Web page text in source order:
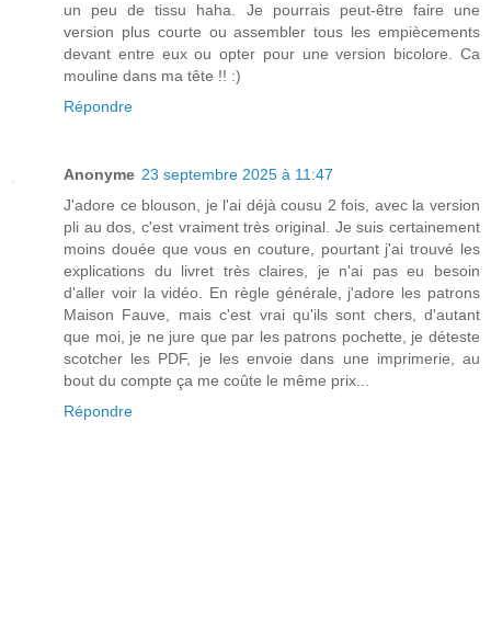
un peu de tissu haha. Je pourrais peut-être faire une
version plus courte ou assembler tous les empiècements
devant entre eux ou opter pour une version bicolore. Ca
mouline dans ma tête !! :)
Répondre
Anonyme 23 septembre 2025 à 11:47
J'adore ce blouson, je l'ai déjà cousu 2 fois, avec la version
pli au dos, c'est vraiment très original. Je suis certainement
moins douée que vous en couture, pourtant j'ai trouvé les
explications du livret très claires, je n'ai pas eu besoin
d'aller voir la vidéo. En règle générale, j'adore les patrons
Maison Fauve, mais c'est vrai qu'ils sont chers, d'autant
que moi, je ne jure que par les patrons pochette, je déteste
scotcher les PDF, je les envoie dans une imprimerie, au
bout du compte ça me coûte le même prix...
Répondre